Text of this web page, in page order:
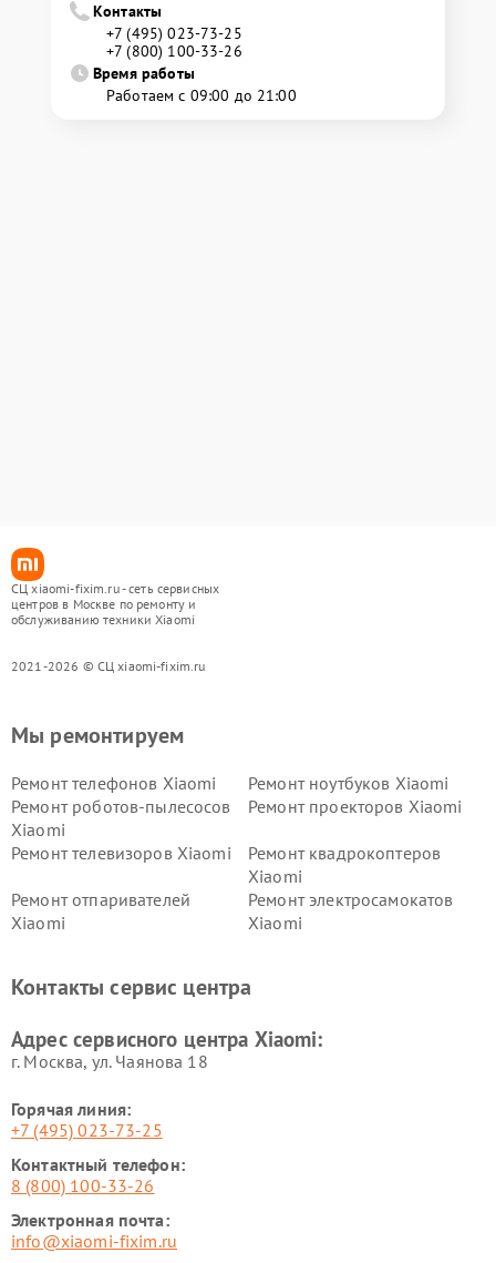
Контакты
+7 (495) 023-73-25
+7 (800) 100-33-26
Время работы
Работаем с 09:00 до 21:00
СЦ xiaomi-fixim.ru - сеть сервисных
центров в Москве по ремонту и
обслуживанию техники Xiaomi
2021-2026 © СЦ xiaomi-fixim.ru
Мы ремонтируем
Ремонт телефонов Xiaomi
Ремонт ноутбуков Xiaomi
Ремонт роботов-пылесосов
Xiaomi
Ремонт проекторов Xiaomi
Ремонт телевизоров Xiaomi
Ремонт квадрокоптеров
Xiaomi
Ремонт отпаривателей
Xiaomi
Ремонт электросамокатов
Xiaomi
Ремонт стиральных машин
Ремонт смарт-часов Xiaomi
Контакты сервис центра
Адрес сервисного центра Xiaomi:
г. Москва, ул. Чаянова 18
Горячая линия:
+7 (495) 023-73-25
Контактный телефон:
8 (800) 100-33-26
Электронная почта:
info@xiaomi-fixim.ru